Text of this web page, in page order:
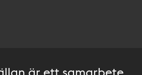
är ett samarbete